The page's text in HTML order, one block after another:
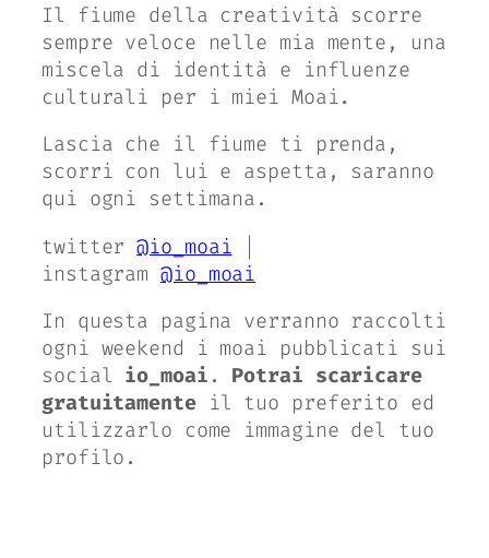
Il fiume della creatività scorre
sempre veloce nelle mia mente, una
miscela di identità e influenze
culturali per i miei Moai.
Lascia che il fiume ti prenda,
scorri con lui e aspetta, saranno
qui ogni settimana.
twitter@io_moai
instagram@io_moai
In questa pagina verranno raccolti
ogni weekend i moai pubblicati sui
social io_moai . Potrai scaricare
gratuitamenteil tuo preferito ed
utilizzarlo come immagine del tuo
profilo.